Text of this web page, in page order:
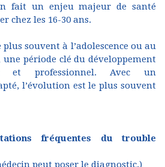
fait un enjeu majeur de santé
chez les 16-30 ans.
souvent à l’adolescence ou au
une période clé du développement
et professionnel. Avec un
l’évolution est le plus souvent
fréquentes du trouble
peut poser le diagnostic.)